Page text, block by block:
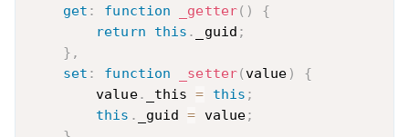
get : function _getter( )
{
return
this . _guid ;
} ,
set : function _setter(value )
{
        value
. _this = this ;
this . _guid = value;